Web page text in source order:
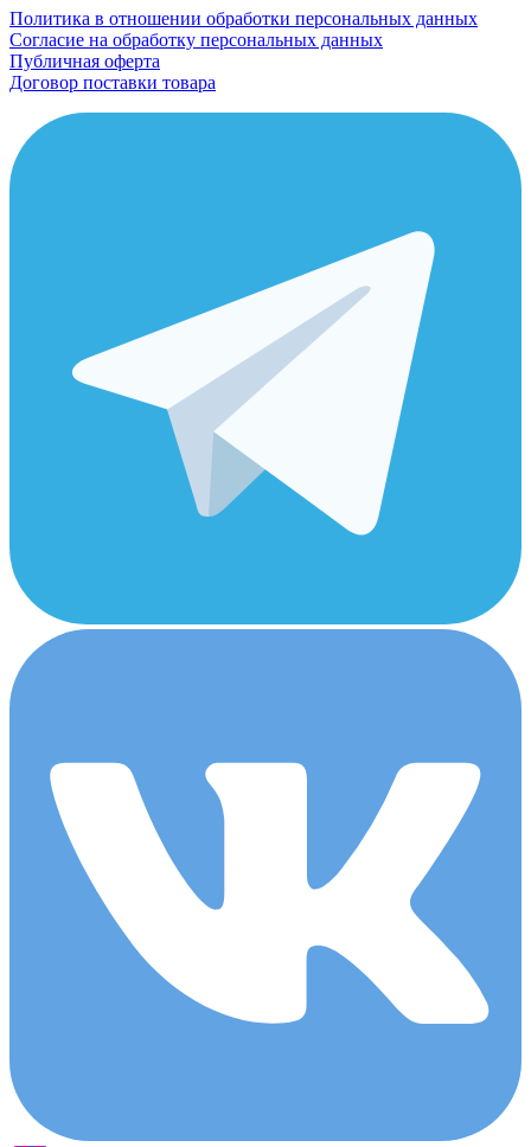
Политика в отношении обработки персональных данных
Согласие на обработку персональных данных
Публичная оферта
Договор поставки товара